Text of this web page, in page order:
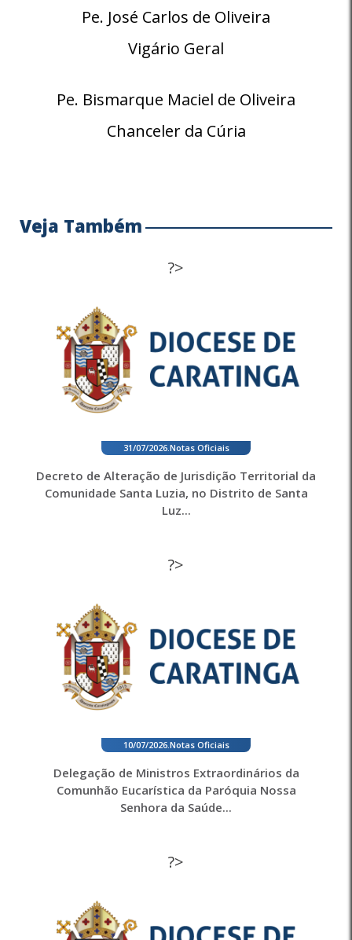
Pe. José Carlos de Oliveira
Vigário Geral
Pe. Bismarque Maciel de Oliveira
Chanceler da Cúria
Veja Também
?>
31/07/2026. Notas Oficiais
Decreto de Alteração de Jurisdição Territorial da
Comunidade Santa Luzia, no Distrito de Santa
Luz...
?>
10/07/2026. Notas Oficiais
Delegação de Ministros Extraordinários da
Comunhão Eucarística da Paróquia Nossa
Senhora da Saúde...
?>